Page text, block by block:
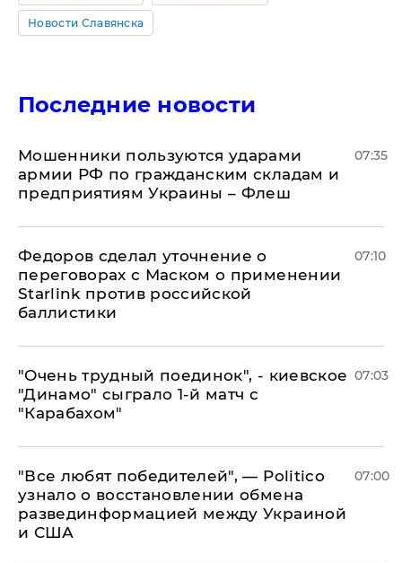
Новости Славянска
Последние новости
Мошенники пользуются ударами
армии РФ по гражданским складам и
предприятиям Украины – Флеш
07:35
Федоров сделал уточнение о
переговорах с Маском о применении
Starlink против российской
баллистики
07:10
"Очень трудный поединок", - киевское
"Динамо" сыграло 1-й матч с
"Карабахом"
07:03
​"Все любят победителей", — Politico
узнало о восстановлении обмена
развединформацией между Украиной
и США
07:00